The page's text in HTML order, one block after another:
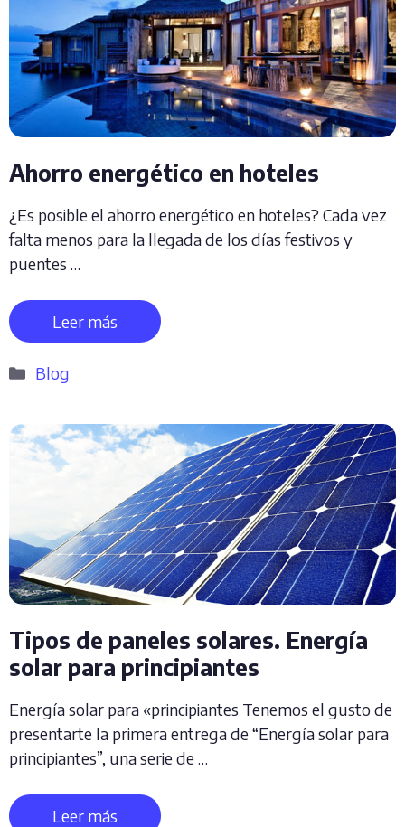
Ahorro energético en hoteles
¿Es posible el ahorro energético en hoteles? Cada vez
falta menos para la llegada de los días festivos y
puentes …
Leer más
Categorías
Blog
Tipos de paneles solares. Energía
solar para principiantes
Energía solar para «principiantes Tenemos el gusto de
presentarte la primera entrega de “Energía solar para
principiantes”, una serie de …
Leer más